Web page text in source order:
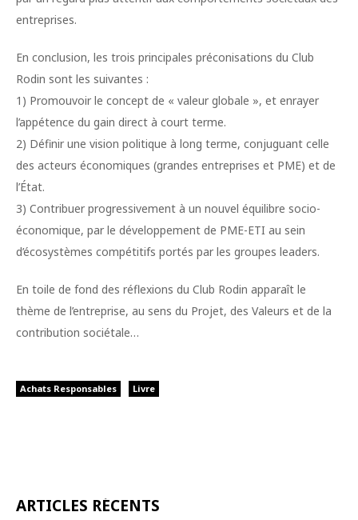
entreprises.
En conclusion, les trois principales préconisations du Club
Rodin sont les suivantes :
1) Promouvoir le concept de « valeur globale », et enrayer
l’appétence du gain direct à court terme.
2) Définir une vision politique à long terme, conjuguant celle
des acteurs économiques (grandes entreprises et PME) et de
l’État.
3) Contribuer progressivement à un nouvel équilibre socio-
économique, par le développement de PME-ETI au sein
d’écosystèmes compétitifs portés par les groupes leaders.
En toile de fond des réflexions du Club Rodin apparaît le
thème de l’entreprise, au sens du Projet, des Valeurs et de la
contribution sociétale…
Achats Responsables Livre
ARTICLES RÉCENTS